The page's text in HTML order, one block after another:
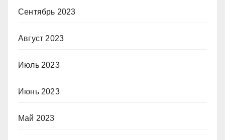
Сентябрь 2023
Август 2023
Июль 2023
Июнь 2023
Май 2023